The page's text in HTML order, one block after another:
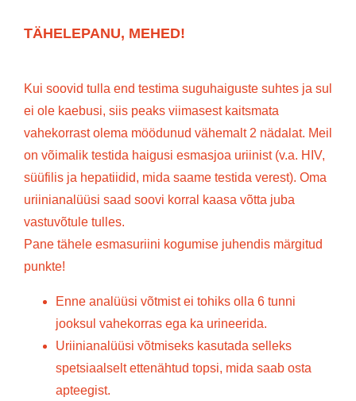
TÄHELEPANU, MEHED!
Kui soovid tulla end testima suguhaiguste suhtes ja sul
ei ole kaebusi, siis peaks viimasest kaitsmata
vahekorrast olema möödunud vähemalt 2 nädalat. Meil
on võimalik testida haigusi esmasjoa uriinist (v.a. HIV,
süüfilis ja hepatiidid, mida saame testida verest). Oma
uriinianalüüsi saad soovi korral kaasa võtta juba
vastuvõtule tulles.
Pane tähele esmasuriini kogumise juhendis märgitud
punkte!
Enne analüüsi võtmist ei tohiks olla 6 tunni
jooksul vahekorras ega ka urineerida.
Uriinianalüüsi võtmiseks kasutada selleks
spetsiaalselt ettenähtud topsi, mida saab osta
apteegist.